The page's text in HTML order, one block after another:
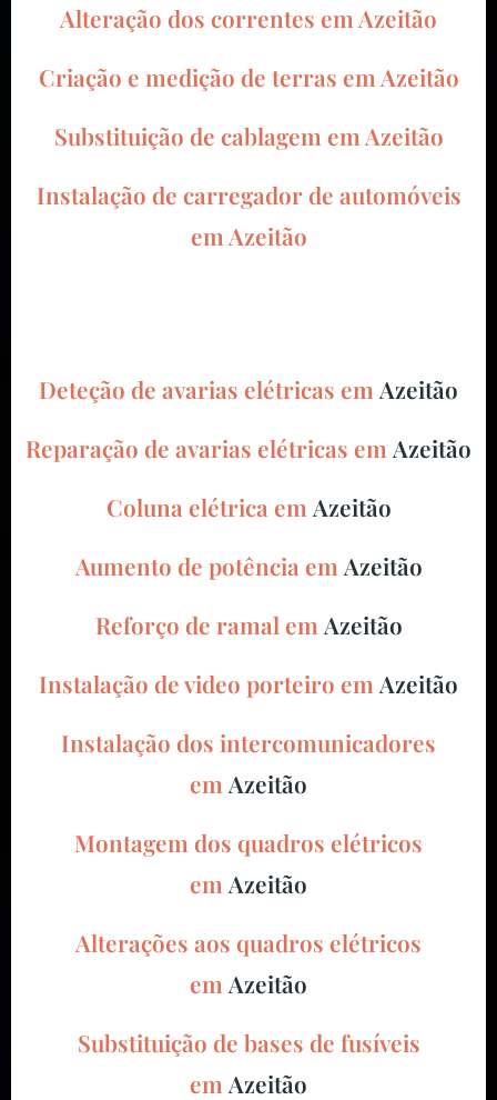
Alteração dos correntes em Azeitão
Criação e medição de terras em Azeitão
Substituição de cablagem em Azeitão
Instalação de carregador de automóveis
em Azeitão
Deteção de avarias elétricas em Azeitão
Reparação de avarias elétricas em Azeitão
Coluna elétrica em Azeitão
Aumento de potência em Azeitão
Reforço de ramal em Azeitão
Instalação de video porteiro em Azeitão
Instalação dos intercomunicadores
em Azeitão
Montagem dos quadros elétricos
em Azeitão
Alterações aos quadros elétricos
em Azeitão
Substituição de bases de fusíveis
em Azeitão